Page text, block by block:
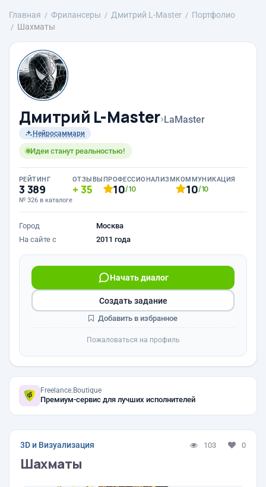
Главная Фрилансеры Дмитрий L-Master
Портфолио
Шахматы
Дмитрий L-Master›LaMaster
Нейросаммари
Идеи станут реальностью!
РЕЙТИНГ
3 389
№ 326 в каталоге
ОТЗЫВЫ
35
ПРОФЕССИОНАЛИЗМ
10/10
КОММУНИКАЦИЯ
10/10
Город
Москва
На сайте с
2011 года
Начать диалог
Создать задание
Добавить в избранное
Пожаловаться на профиль
Freelance.Boutique
Премиум-сервис для лучших исполнителей
3D и Визуализация 103 0
Шахматы